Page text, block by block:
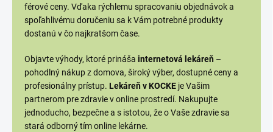
férové ceny. Vďaka rýchlemu spracovaniu objednávok a
spoľahlivému doručeniu sa k Vám potrebné produkty
dostanú v čo najkratšom čase.
Objavte výhody, ktoré prináša internetová lekáreň –
pohodlný nákup z domova, široký výber, dostupné ceny a
profesionálny prístup. Lekáreň v KOCKE je Vašim
partnerom pre zdravie v online prostredí. Nakupujte
jednoducho, bezpečne a s istotou, že o Vaše zdravie sa
stará odborný tím online lekárne.